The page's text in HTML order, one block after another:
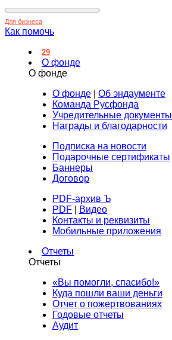
Для бизнеса
Как помочь
29
О фонде
О фонде
О фонде
Об эндаументе
Команда Русфонда
Учредительные документы
Награды и благодарности
Подписка на новости
Подарочные сертификаты
Баннеры
Договор
PDF-архив Ъ
PDF
Видео
Контакты и реквизиты
Мобильные приложения
Отчеты
Отчеты
«Вы помогли, спасибо!»
Куда пошли ваши деньги
Отчет о пожертвованиях
Годовые отчеты
Аудит